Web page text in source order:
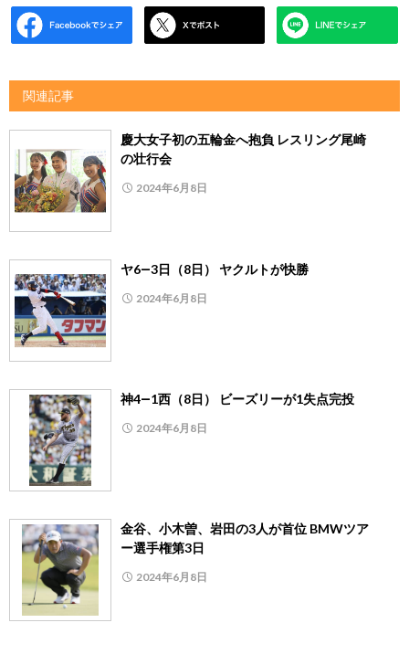
関連記事
慶大女子初の五輪金へ抱負 レスリング尾崎
の壮行会
2024年6月8日
ヤ6―3日（8日） ヤクルトが快勝
2024年6月8日
神4―1西（8日） ビーズリーが1失点完投
2024年6月8日
金谷、小木曽、岩田の3人が首位 BMWツア
ー選手権第3日
2024年6月8日